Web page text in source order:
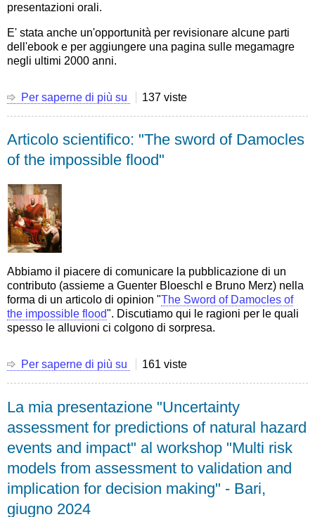
Parma,
settembre
presentazioni orali.
E' stata anche un'opportunità per revisionare alcune parti
dell'ebook e per aggiungere una pagina sulle megamagre
negli ultimi 2000 anni.
Per saperne di più su
Una
modalità
presentazione"
dell'ebook
past
and
future
megadroughts"
137 viste
Articolo scientifico: "The sword of Damocles
of the impossible flood"
Abbiamo il piacere di comunicare la pubblicazione di un
contributo (assieme a Guenter Bloeschl e Bruno Merz) nella
forma di un articolo di opinion "The Sword of Damocles of
the impossible flood". Discutiamo qui le ragioni per le quali
spesso le alluvioni ci colgono di sorpresa.
Per saperne di più su
Articolo
sword
Damocles
of
the
impossible
flood"
161 viste
La mia presentazione "Uncertainty
assessment for predictions of natural hazard
events and impact" al workshop "Multi risk
models from assessment to validation and
implication for decision making" - Bari,
giugno 2024